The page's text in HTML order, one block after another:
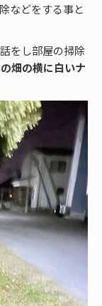
などをする事と
をし部屋の掃除
畑の横に白いナ